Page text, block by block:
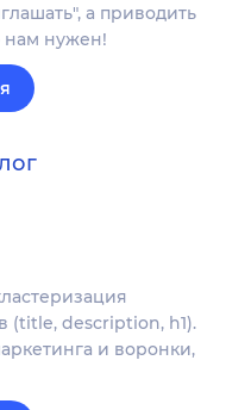
а приводить
нам нужен!
(title, description, h1).
и воронки,